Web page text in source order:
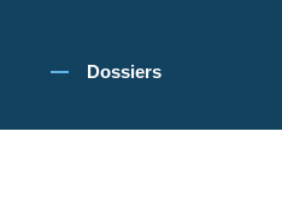
pour vous proposer une navigation
Dossiers